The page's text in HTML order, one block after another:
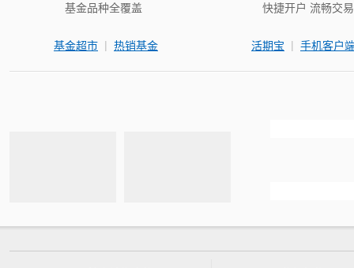
基金品种全覆盖
基金超市 | 热销基金
快捷开户 流畅交易
活期宝 | 手机客户